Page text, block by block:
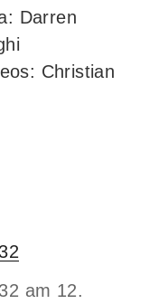
Darren
Christian
am 12.